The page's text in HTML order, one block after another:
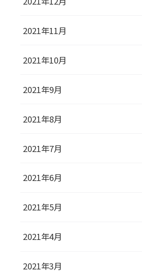
2021年11月
2021年10月
2021年9月
2021年8月
2021年7月
2021年6月
2021年5月
2021年4月
2021年3月